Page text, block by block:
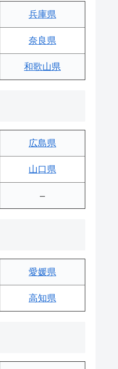
兵庫県
奈良県
和歌山県
広島県
山口県
–
愛媛県
高知県